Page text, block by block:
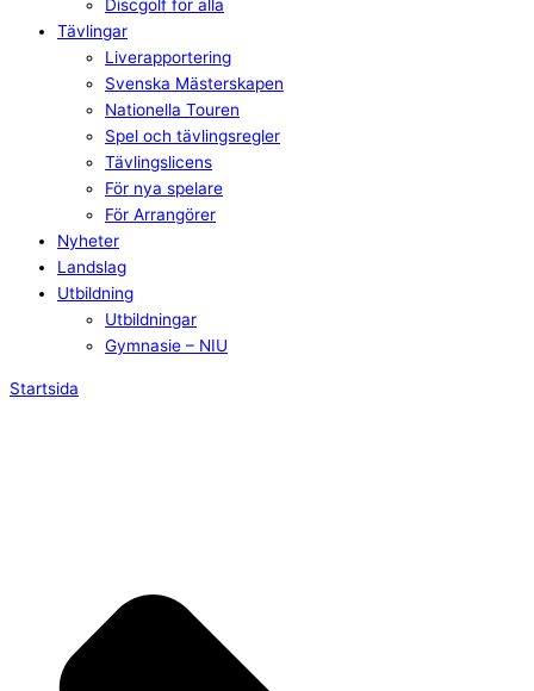
Discgolf för alla
Tävlingar
Liverapportering
Svenska Mästerskapen
Nationella Touren
Spel och tävlingsregler
Tävlingslicens
För nya spelare
För Arrangörer
Nyheter
Landslag
Utbildning
Utbildningar
Gymnasie – NIU
Startsida